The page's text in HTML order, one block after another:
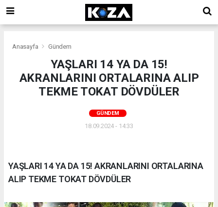
Anasayfa Gündem
YAŞLARI 14 YA DA 15!
AKRANLARINI ORTALARINA ALIP
TEKME TOKAT DÖVDÜLER
GÜNDEM
18.09.2024 - 14:33
YAŞLARI 14 YA DA 15! AKRANLARINI ORTALARINA
ALIP TEKME TOKAT DÖVDÜLER